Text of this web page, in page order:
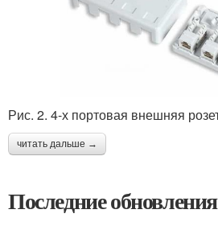
Рис. 2. 4-х портовая внешняя
читать дальше →
Последние